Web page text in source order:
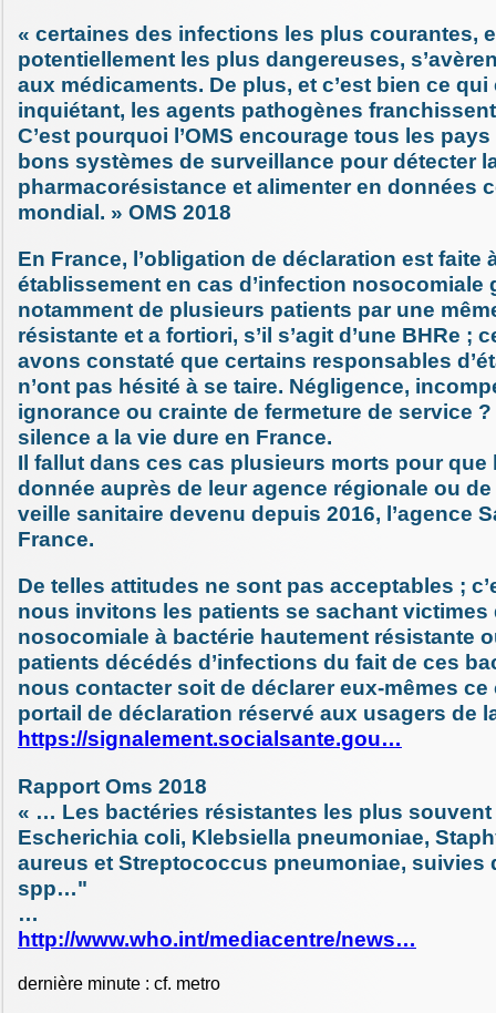
« certaines des infections les plus courantes,
potentiellement les plus dangereuses,
aux médicaments. De plus, et c’est bien ce
inquiétant, les agents pathogènes
C’est pourquoi l’OMS encourage tous les
bons systèmes de surveillance pour détecter
pharmacorésistance et alimenter en données
mondial. » OMS 2018
En France, l’obligation de déclaration est faite
établissement en cas d’infection nosocomiale
notamment de plusieurs patients par une
résistante et a fortiori, s’il s’agit d’une BHRe ;
avons constaté que certains responsables
n’ont pas hésité à se taire. Négligence,
ignorance ou crainte de fermeture de service
silence a la vie dure en France.
Il fallut dans ces cas plusieurs morts pour que
donnée auprès de leur agence régionale ou de
veille sanitaire devenu depuis 2016, l’agence
France.
De telles attitudes ne sont pas acceptables ;
nous invitons les patients se sachant victimes
nosocomiale à bactérie hautement résistante
patients décédés d’infections du fait de ces
nous contacter soit de déclarer eux-mêmes ce
portail de déclaration réservé aux usagers de
https://signalement.socialsante.gou…
Rapport Oms 2018
« … Les bactéries résistantes les plus
Escherichia coli, Klebsiella pneumoniae,
aureus et Streptococcus pneumoniae, suivies
spp…"
…
http://www.who.int/mediacentre/news…
dernière minute : cf. metro